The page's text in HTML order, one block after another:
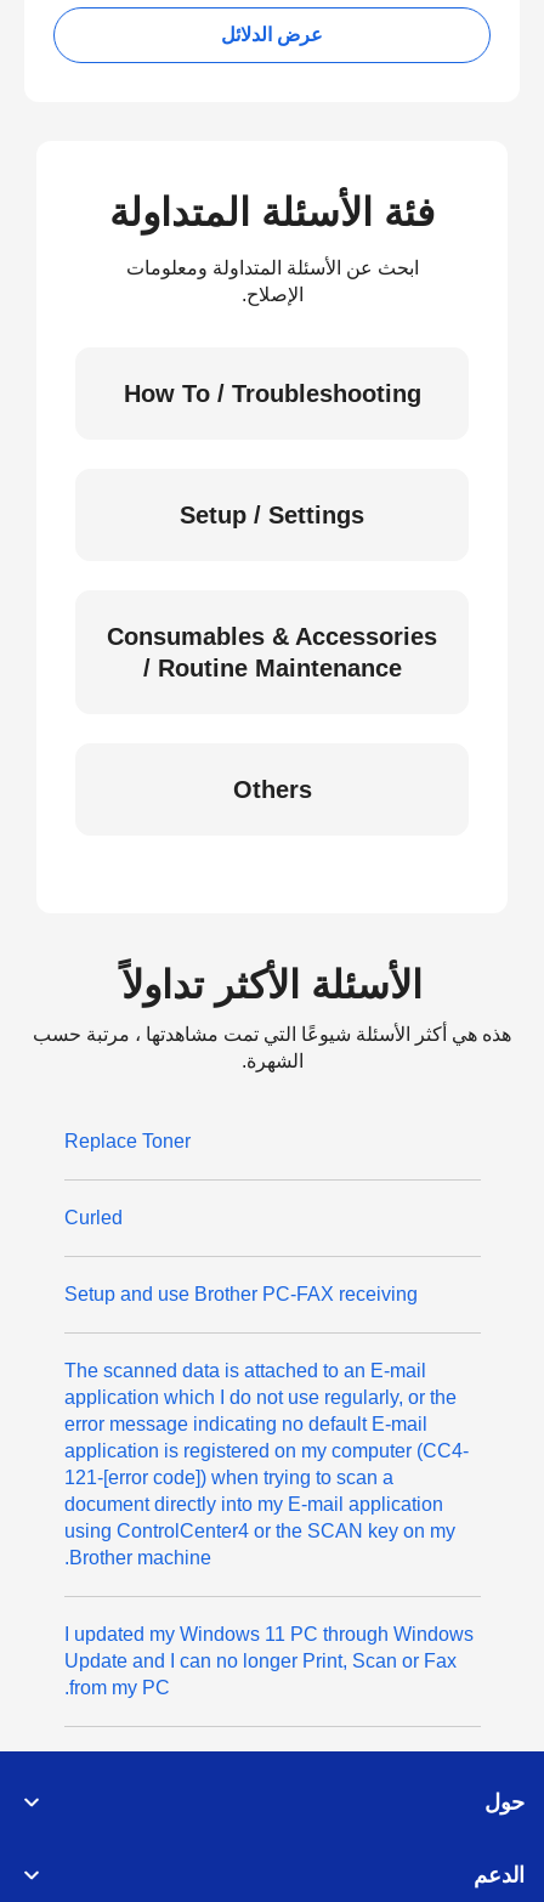
عرض الدلائل
فئة الأسئلة المتداولة
ابحث عن الأسئلة المتداولة ومعلومات
الإصلاح.
How To / Troubleshooting
Setup / Settings
Consumables & Accessories
/ Routine Maintenance
Others
الأسئلة الأكثر تداولاً
هذه هي أكثر الأسئلة شيوعًا التي تمت مشاهدتها ، مرتبة حسب
الشهرة.
Replace Toner
Curled
Setup and use Brother PC-FAX receiving
The scanned data is attached to an E-mail
application which I do not use regularly, or the
error message indicating no default E-mail
application is registered on my computer (CC4-
121-[error code]) when trying to scan a
document directly into my E-mail application
using ControlCenter4 or the SCAN key on my
Brother machine.
I updated my Windows 11 PC through Windows
Update and I can no longer Print, Scan or Fax
from my PC.
حول
الدعم